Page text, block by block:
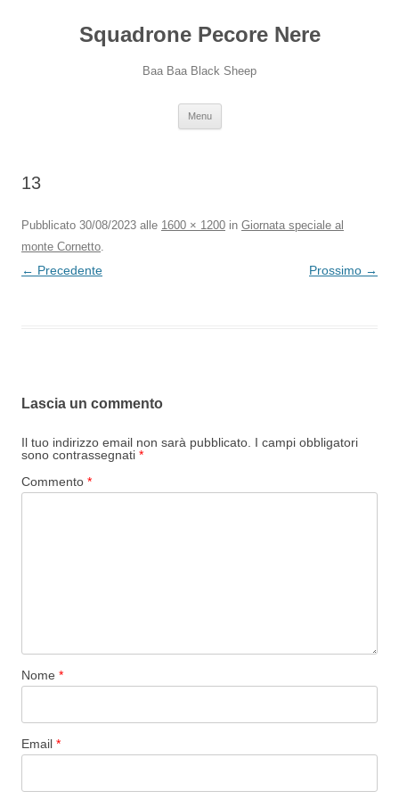
Squadrone Pecore Nere
Baa Baa Black Sheep
Menu
13
Pubblicato 30/08/2023 alle 1600 × 1200 in Giornata speciale al
monte Cornetto.
← Precedente Prossimo →
Lascia un commento
Il tuo indirizzo email non sarà pubblicato. I campi obbligatori
sono contrassegnati *
Commento *
Nome *
Email *